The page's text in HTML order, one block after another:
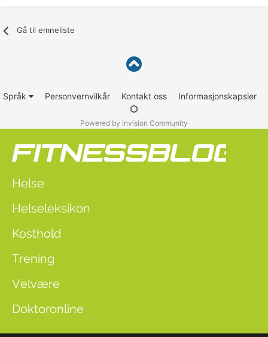
Gå til emneliste
Språk Personvernvilkår Kontakt oss Informasjonskapsler
Powered by Invision Community
Helse
Helseleksikon
Kosthold
Trening
Velvære
Doktoronline